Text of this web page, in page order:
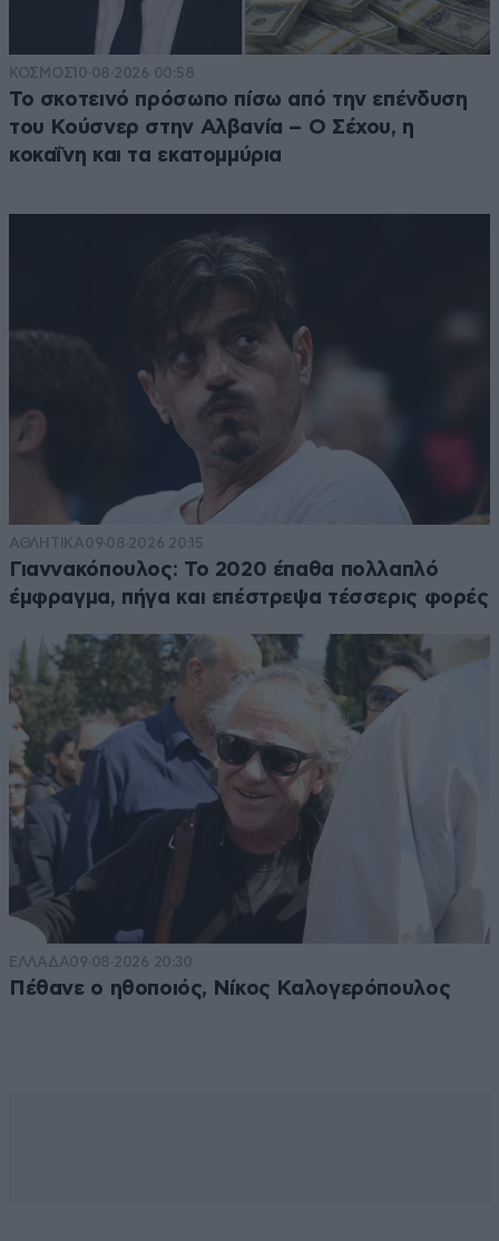
ΚΟΣΜΟΣ10·08·2026 00:58
Το σκοτεινό πρόσωπο πίσω από την επένδυση
του Κούσνερ στην Αλβανία – Ο Σέχου, η
κοκαΐνη και τα εκατομμύρια
ΑΘΛΗΤΙΚΑ09·08·2026 20:15
Γιαννακόπουλος: Το 2020 έπαθα πολλαπλό
έμφραγμα, πήγα και επέστρεψα τέσσερις φορές
ΕΛΛΑΔΑ09·08·2026 20:30
Πέθανε ο ηθοποιός, Νίκος Καλογερόπουλος